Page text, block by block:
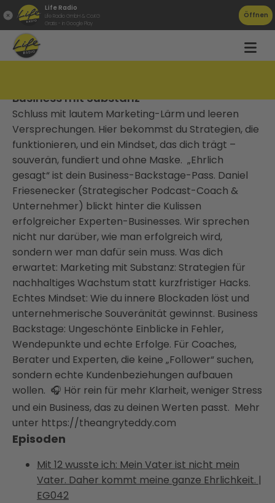
Life Radio
Life Radio GmbH & Co.KG
Gratis - in Google Play
Öffnen
Business mit Substanz
Schluss mit lautem Marketing-Lärm und leeren
Versprechungen. Hier bekommst du Strategien, die
funktionieren, und ein Mindset, das dich trägt –
souverän, fundiert und ohne Maske. „Ehrlich
gesagt“ ist dein Business-Backstage-Pass. Daniel
Friesenecker (Strategischer Podcast-Coach &
Unternehmer) blickt hinter die Kulissen
erfolgreicher Experten-Businesses. Wir sprechen
nicht nur darüber, wie man erfolgreich wird,
sondern wer man dafür sein muss. Was dich
erwartet: Marketing mit Substanz: Strategien für
nachhaltiges Wachstum statt kurzfristiger Hacks.
Echtes Mindset: Wie du innere Blockaden löst und
unternehmerische Souveränität gewinnst. Business
Backstage: Ungeschönte Einblicke in Fehler,
Wendepunkte und echte Erfolge. Für Coaches,
Berater und Experten, die keine „Follower“ suchen,
sondern echte Kundenbeziehungen aufbauen
wollen. 🎧 Hör rein für mehr Klarheit, weniger Stress
und ein Business, das zu deinen Werten passt. Mehr
unter https://theangryteddy.com
Episoden
Mit 12 wusste ich: Mein Vater ist nicht mein
Vater. Daher kommt meine ganze Ehrlichkeit. |
EG042